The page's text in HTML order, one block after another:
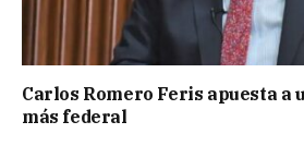
Carlos Romero Feris apuesta a
más federal